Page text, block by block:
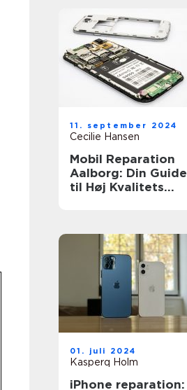
11. september 2024
Cecilie Hansen
Mobil Reparation
Aalborg: Din Guide
til Høj Kvalitets
01. juli 2024
Kasperq Holm
iPhone reparation: